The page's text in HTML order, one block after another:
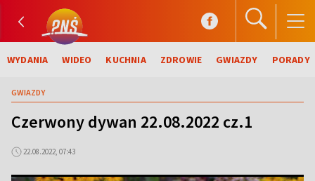
WYDANIA WIDEO KUCHNIA ZDROWIE GWIAZDY PORADY
GWIAZDY
Czerwony dywan 22.08.2022 cz.1
22.08.2022, 07:43